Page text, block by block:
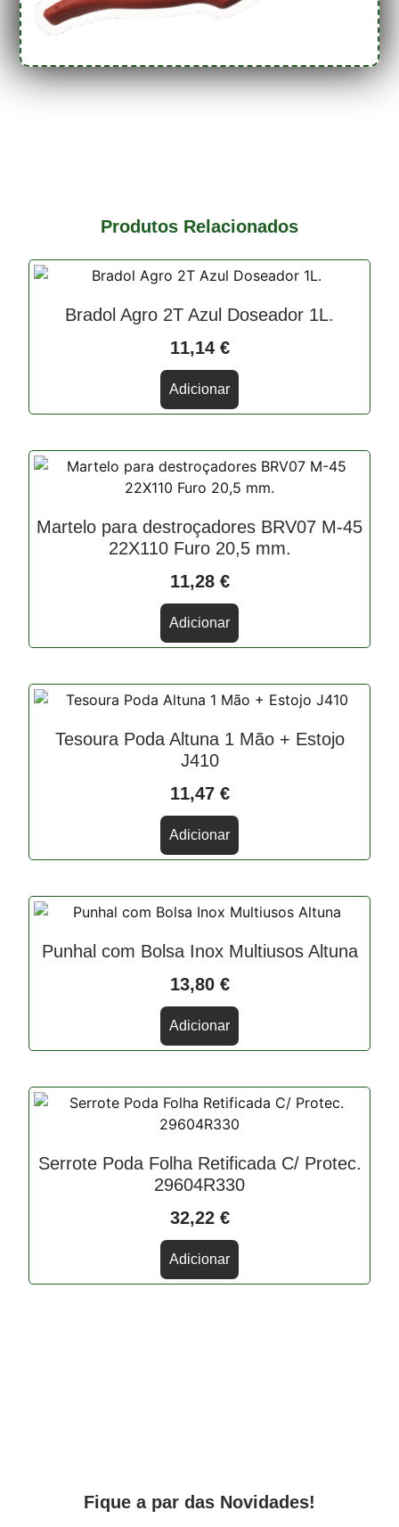
Produtos Relacionados
Bradol Agro 2T Azul Doseador 1L.
11,14 €
Adicionar
Martelo para destroçadores BRV07 M-45
22X110 Furo 20,5 mm.
11,28 €
Adicionar
Tesoura Poda Altuna 1 Mão + Estojo
J410
11,47 €
Adicionar
Punhal com Bolsa Inox Multiusos Altuna
13,80 €
Adicionar
Serrote Poda Folha Retificada C/ Protec.
29604R330
32,22 €
Adicionar
Fique a par das Novidades!